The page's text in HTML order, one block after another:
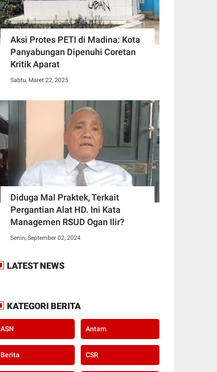
Aksi Protes PETI di Madina: Kota
Panyabungan Dipenuhi Coretan
Kritik Aparat
Sabtu, Maret 22, 2025
Diduga Mal Praktek, Terkait
Pergantian Alat HD. Ini Kata
Managemen RSUD Ogan Ilir?
Senin, September 02, 2024
LATEST NEWS
KATEGORI BERITA
ASN Antam
Berita CSR